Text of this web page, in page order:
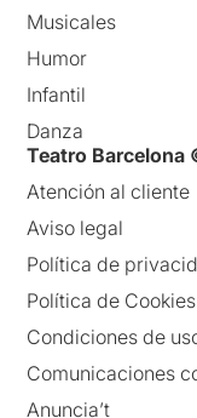
Musicales
Humor
Infantil
Danza
Teatro
Atención al cliente
Aviso legal
Política de
Política de Cookies
Condiciones de
Comunicaciones
Anuncia’t